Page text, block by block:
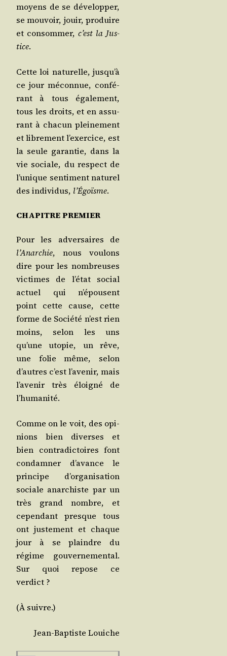
moyens de se déve­lop­per,
se mou­voir, jouir, pro­duire
et consom­mer, c’est la Jus­
tice.
Cette loi natu­relle, jus­qu’à
ce jour mécon­nue, confé­
rant à tous éga­le­ment,
tous les droits, et en assu­
rant à cha­cun plei­ne­ment
et libre­ment l’exer­cice, est
la seule garan­tie, dans la
vie sociale, du res­pect de
l’u­nique sen­ti­ment natu­rel
des indi­vi­dus, l’É­goïsme.
CHAPITRE PREMIER
Pour les adver­saires de
l’A­nar­chie, nous vou­lons
dire pour les nom­breuses
vic­times de l’é­tat social
actuel qui n’é­pousent
point cette cause, cette
forme de Socié­té n’est rien
moins, selon les uns
qu’une uto­pie, un rêve,
une folie même, selon
d’autres c’est l’a­ve­nir, mais
l’a­ve­nir très éloi­gné de
l’humanité.
Comme on le voit, des opi­
nions bien diverses et
bien contra­dic­toires font
condam­ner d’a­vance le
prin­cipe d’or­ga­ni­sa­tion
sociale anar­chiste par un
très grand nombre, et
cepen­dant presque tous
ont jus­te­ment et chaque
jour à se plaindre du
régime gou­ver­ne­men­tal.
Sur quoi repose ce
verdict ?
(À suivre.)
Jean-Bap­tiste Louiche